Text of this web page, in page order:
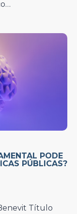
PODE
PÚBLICAS?
Título